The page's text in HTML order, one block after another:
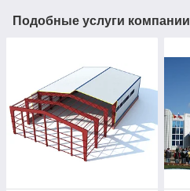
Подобные услуги компании